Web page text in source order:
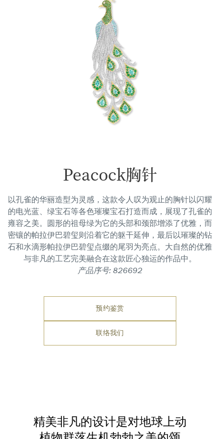
Peacock胸针
以孔雀的华丽造型为灵感，这款令人叹为观止的胸针以闪耀
的电光蓝、绿宝石等各色璀璨宝石打造而成，展现了孔雀的
雍容之美。圆形的祖母绿为它的头部和颈部增添了优雅，而
密镶的帕拉伊巴碧玺则沿着它的躯干延伸，最后以璀璨的钻
石和水滴形帕拉伊巴碧玺点缀的尾羽为亮点。大自然的优雅
与非凡的工艺完美融合在这款匠心独运的作品中。
产品序号: 826692
预约鉴赏
联络我们
精美非凡的设计是对地球上动